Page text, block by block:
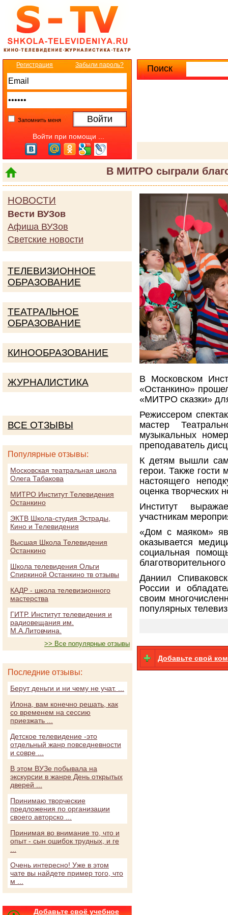
Поиск
В МИТРО сыграли
Регистрация Забыли пароль?
Запомнить меня
Войти при помощи ...
В Московском
«Останкино»
«МИТРО сказки»
Режиссером
мастер
музыкальных
преподаватель
К детям вышли
герои. Также гости
настоящего
оценка творческих
Институт
участникам
«Дом с маяком»
оказывается
социальная
Даниил
России и
своим
популярных
Добавьте свой
НОВОСТИ
Вести ВУЗов
Афиша ВУЗов
Светские новости
ТЕЛЕВИЗИОННОЕ
ОБРАЗОВАНИЕ
ТЕАТРАЛЬНОЕ
ОБРАЗОВАНИЕ
КИНООБРАЗОВАНИЕ
ЖУРНАЛИСТИКА
ВСЕ ОТЗЫВЫ
Популярные отзывы:
Московская театральная школа
Олега Табакова
МИТРО Институт Телевидения
Останкино
ЭКТВ Школа-студия Эстрады,
Кино и Телевидения
Высшая Школа Телевидения
Останкино
Школа телевидения Ольги
Спиркиной Останкино тв отзывы
КАДР - школа телевизионного
мастерства
ГИТР. Институт телевидения и
радиовещания им.
М.А.Литовчина.
>> Все популярные отзывы
Последние отзывы:
Берут деньги и ни чему не учат. ...
Илона, вам конечно решать, как
со временем на сессию
приезжать ...
Детское телевидение -это
отдельный жанр повседневности
и совре ...
В этом ВУЗе побывала на
экскурсии в жанре День открытых
дверей ...
Принимаю творческие
предложения по организации
своего авторско ...
Принимая во внимание то, что и
опыт - сын ошибок трудных, и ге
Очень интересно! Уже в этом
чате вы найдете пример того, что
м ...
Добавьте своё учебное